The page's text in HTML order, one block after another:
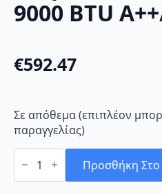
9000 BTU
€592.47
Σε απόθεμα (επιπλέον
παραγγελίας)
Omnys
WNX-
Κλιματιστικό
Προσθήκη Στο